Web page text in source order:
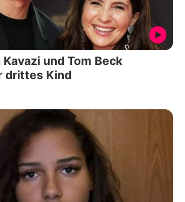
und Tom Beck
drittes Kind